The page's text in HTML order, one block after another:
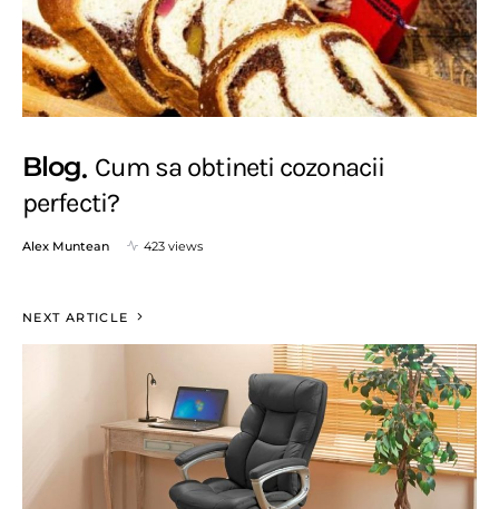
Blog Cum sa obtineti cozonacii
perfecti?
Alex Muntean 423 views
NEXT ARTICLE